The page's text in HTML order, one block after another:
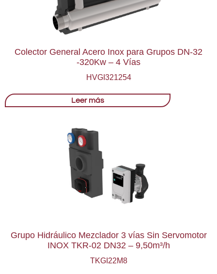
Colector General Acero Inox para Grupos DN-32
-320Kw – 4 Vías
HVGI321254
Leer más
Grupo Hidráulico Mezclador 3 vías Sin Servomotor
INOX TKR-02 DN32 – 9,50m³/h
TKGI22M8